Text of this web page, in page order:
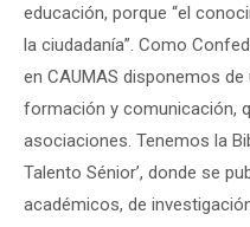
educación, porque “el
la ciudadanía”. Como
en CAUMAS disponemos
formación y comunicación,
asociaciones. Tenemos la
Talento Sénior’, donde se
académicos, de